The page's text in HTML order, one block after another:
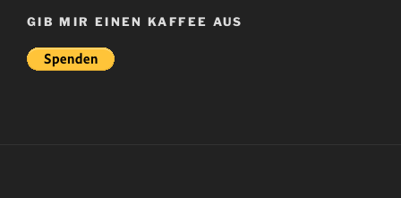
GIB MIR EINEN KAFFEE AUS